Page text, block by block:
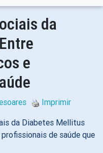
da
e
Imprimir
da Diabetes Mellitus
de saúde que